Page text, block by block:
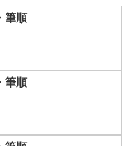
筆順
筆順